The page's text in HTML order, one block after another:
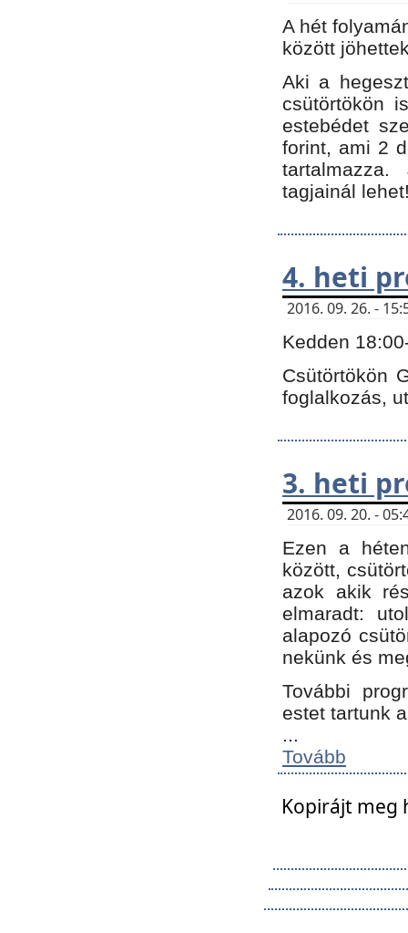
A hét
között
Aki a
csütörtökön
estebédet
forint, ami 2
tartalmazza.
tagjainál
4. heti
2016. 09. 26. -
Kedden
Csütörtökön
foglalkozás,
3. heti
2016. 09. 20. -
Ezen a
között,
azok akik
elmaradt:
alapozó
nekünk és
További
estet tartunk
...
Tovább
Kopirájt meg